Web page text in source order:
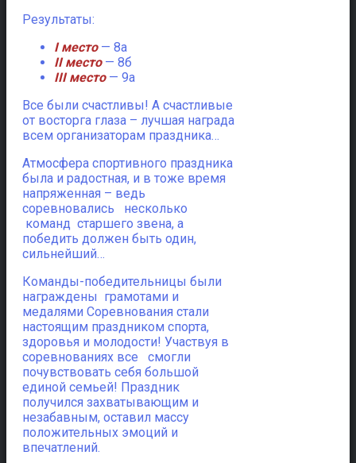
Результаты:
I место — 8а
II место — 8б
III место — 9а
Все были счастливы! А счастливые
от восторга глаза – лучшая награда
всем организаторам праздника…
Атмосфера спортивного праздника
была и радостная, и в тоже время
напряженная – ведь
соревновались несколько
команд старшего звена, а
победить должен быть один,
сильнейший…
Команды-победительницы были
награждены грамотами и
медалями Соревнования стали
настоящим праздником спорта,
здоровья и молодости! Участвуя в
соревнованиях все смогли
почувствовать себя большой
единой семьей! Праздник
получился захватывающим и
незабавным, оставил массу
положительных эмоций и
впечатлений.